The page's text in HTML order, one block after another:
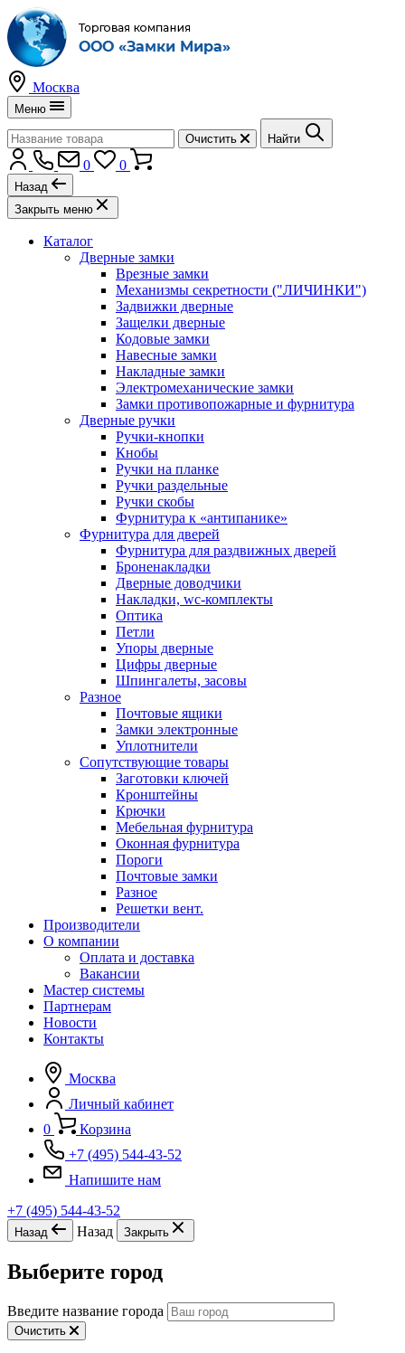
Москва
Меню
Очистить Найти
0 0
Назад
Закрыть меню
Каталог
Дверные замки
Врезные замки
Механизмы секретности ("ЛИЧИНКИ")
Задвижки дверные
Защелки дверные
Кодовые замки
Навесные замки
Накладные замки
Электромеханические замки
Замки противопожарные и фурнитура
Дверные ручки
Ручки-кнопки
Кнобы
Ручки на планке
Ручки раздельные
Ручки скобы
Фурнитура к «антипанике»
Фурнитура для дверей
Фурнитура для раздвижных дверей
Броненакладки
Дверные доводчики
Накладки, wc-комплекты
Оптика
Петли
Упоры дверные
Цифры дверные
Шпингалеты, засовы
Разное
Почтовые ящики
Замки электронные
Уплотнители
Сопутствующие товары
Заготовки ключей
Кронштейны
Крючки
Мебельная фурнитура
Оконная фурнитура
Пороги
Почтовые замки
Разное
Решетки вент.
Производители
О компании
Оплата и доставка
Вакансии
Мастер системы
Партнерам
Новости
Контакты
Москва
Личный кабинет
0
Корзина
+7 (495) 544-43-52
Напишите нам
+7 (495) 544-43-52
Назад Назад Закрыть
Выберите город
Введите название города
Очистить